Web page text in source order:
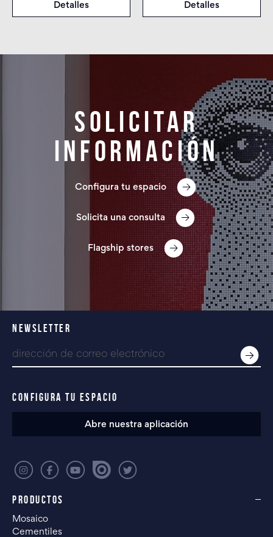
Detalles Detalles
Solicitar
información
Configura tu espacio
Solicita una consulta
Flagship stores
PRODUCTOS
Mosaico
Cementiles
NEWSLETTER
CONFIGURA TU ESPACIO
Abre nuestra aplicación